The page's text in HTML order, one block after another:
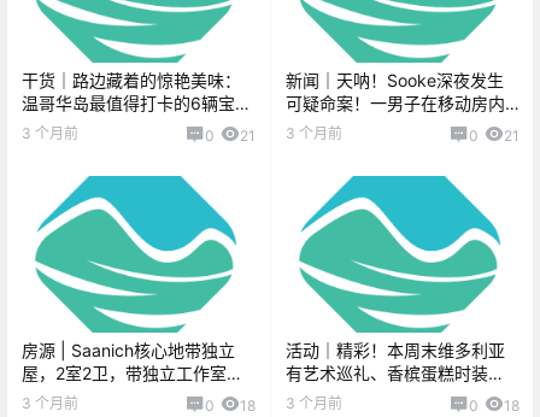
干货｜路边藏着的惊艳美味：
温哥华岛最值得打卡的6辆宝藏
餐车！
3 个月前 0 21
新闻｜天呐！Sooke深夜发生
可疑命案！一男子在移动房内
身亡！维多利亚超大规模“淘书
3 个月前 0 21
房源 | Saanich核心地带独立
屋，2室2卫，带独立工作室及
花园，尽享山景与改建潜力！
3 个月前 0 18
活动｜精彩！本周末维多利亚
有艺术巡礼、香槟蛋糕时装
秀、美术馆亲子日、植物展、
3 个月前 0 18